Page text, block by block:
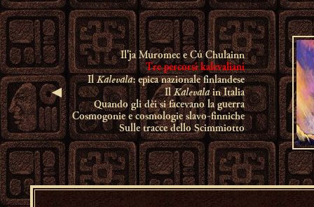
◄
Il'ja Muromec e Cú Chulainn
Tre percorsi kalevaliani
IlKalevala: epica nazionale finlandese
IlKalevalain Italia
Quando gli dèi si facevano la guerra
Cosmogonie e cosmologie slavo-finniche
Sulle tracce dello Scimmiotto